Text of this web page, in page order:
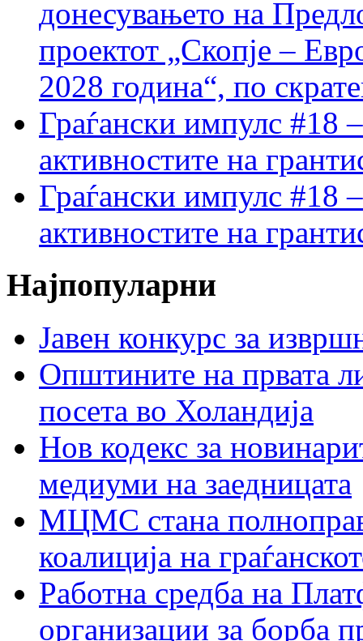
донесувањето на
проектот „Скопје –
2028 година“, по
Граѓански импулс #18
активностите на
Граѓански импулс #18
активностите на
Најпопуларни
Јавен конкурс за
Општините на првата
посета во Холандија
Нов кодекс за
медиуми на заедницата
МЦМС стана
коалиција на
Работна средба на
организации за борба